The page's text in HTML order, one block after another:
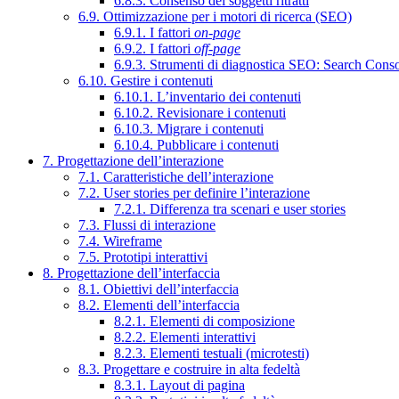
6.9. Ottimizzazione per i motori di ricerca (SEO)
6.9.1. I fattori on-page
6.9.2. I fattori off-page
6.9.3. Strumenti di diagnostica SEO: Search
6.10. Gestire i contenuti
6.10.1. L’inventario dei contenuti
6.10.2. Revisionare i contenuti
6.10.3. Migrare i contenuti
6.10.4. Pubblicare i contenuti
7. Progettazione dell’interazione
7.1. Caratteristiche dell’interazione
7.2. User stories per definire l’interazione
7.2.1. Differenza tra scenari e user stories
7.3. Flussi di interazione
7.4. Wireframe
7.5. Prototipi interattivi
8. Progettazione dell’interfaccia
8.1. Obiettivi dell’interfaccia
8.2. Elementi dell’interfaccia
8.2.1. Elementi di composizione
8.2.2. Elementi interattivi
8.2.3. Elementi testuali (microtesti)
8.3. Progettare e costruire in alta fedeltà
8.3.1. Layout di pagina